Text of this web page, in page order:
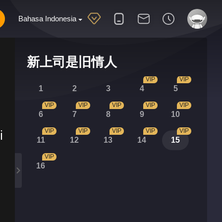
Bahasa Indonesia
新上司是旧情人
1 2 3 4
VIP
5
VIP
6
VIP
7
VIP
8
VIP
9
VIP
10
VIP
11
VIP
12
VIP
13
VIP
14
VIP
15
VIP
16
VIP